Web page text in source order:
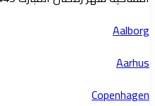
Aalborg
Aarhus
Copenhagen